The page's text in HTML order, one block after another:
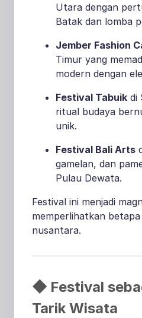
Utara dengan
Batak dan lomba
Jember Fashion
Timur yang
modern dengan
Festival Tabuik di
ritual budaya
unik.
Festival Bali Arts
gamelan, dan
Pulau Dewata.
Festival ini menjadi
memperlihatkan
nusantara.
◆ Festival
Tarik Wisata